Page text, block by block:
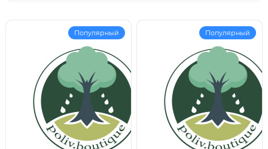
Популярный Популярный